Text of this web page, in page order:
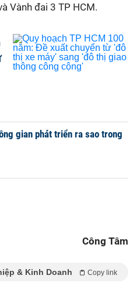
Vành đai 3 TP HCM.
gian phát triển ra sao trong
Công Tâm
& Kinh Doanh Copy link